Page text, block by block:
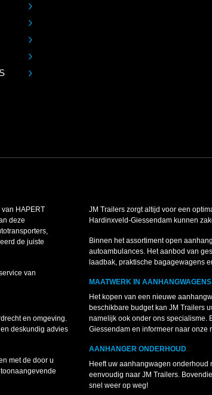
HAPERT
deze
de juiste
van
en omgeving.
deskundig advies
met de door u
JM Trailers zorgt altijd voor een
Hardinxveld-Giessendam kunnen
Binnen het assortiment open
autoambulances. Het aanbod van
laadbak, praktische bagagewagens
MAATWERK IN AANHANGWAGENS
Het kopen van een nieuwe
beschikbare budget kan JM Trailers
namelijk ook onder ons specialisme.
Giessendam en informeer naar onze
AANHANGER ONDERHOUD
Heeft uw aanhangwagen
eenvoudig naar JM Trailers.
snel weer op weg!